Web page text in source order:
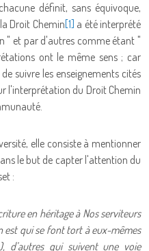
définit, sans équivoque,
Droit Chemin[1] a été interprété
" et par d'autres comme étant "
ont le même sens ; car
suivre les enseignements cités
l'interprétation du Droit Chemin
elle consiste à mentionner
le but de capter l'attention du
:
en héritage à Nos serviteurs
est qui se font tort à eux-mêmes
), d’autres qui suivent une voie